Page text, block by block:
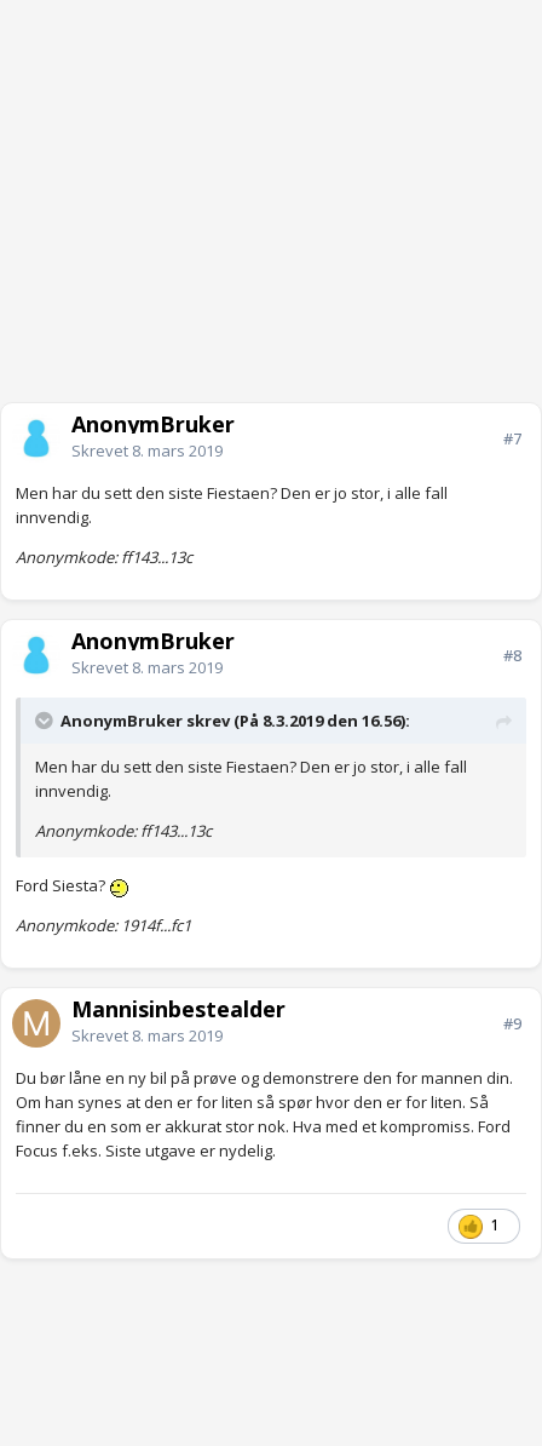
AnonymBruker
Skrevet 8. mars 2019
#7
Men har du sett den siste Fiestaen? Den er jo stor, i alle fall
innvendig.
Anonymkode: ff143...13c
AnonymBruker
Skrevet 8. mars 2019
#8
AnonymBruker skrev (På 8.3.2019 den 16.56):
Men har du sett den siste Fiestaen? Den er jo stor, i alle fall
innvendig.
Anonymkode: ff143...13c
Ford Siesta?
Anonymkode: 1914f...fc1
Mannisinbestealder
Skrevet 8. mars 2019
#9
Du bør låne en ny bil på prøve og demonstrere den for mannen din.
Om han synes at den er for liten så spør hvor den er for liten. Så
finner du en som er akkurat stor nok. Hva med et kompromiss. Ford
Focus f.eks. Siste utgave er nydelig.
1